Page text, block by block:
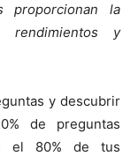
proporcionan la
rendimientos y
y descubrir
de preguntas
el 80% de tus